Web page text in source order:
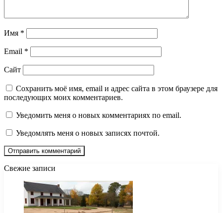
Имя *
Email *
Сайт
Сохранить моё имя, email и адрес сайта в этом браузере для
последующих моих комментариев.
Уведомить меня о новых комментариях по email.
Уведомлять меня о новых записях почтой.
Свежие записи